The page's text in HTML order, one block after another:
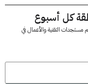
أسبوع
التقنية والأعمال في